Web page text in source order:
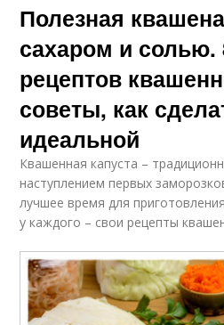
Полезная
сахаром и
рецептов
советы, как
идеальной
Квашенная капуста –
наступлением первых
лучшее время для
у каждого – свои рецепты